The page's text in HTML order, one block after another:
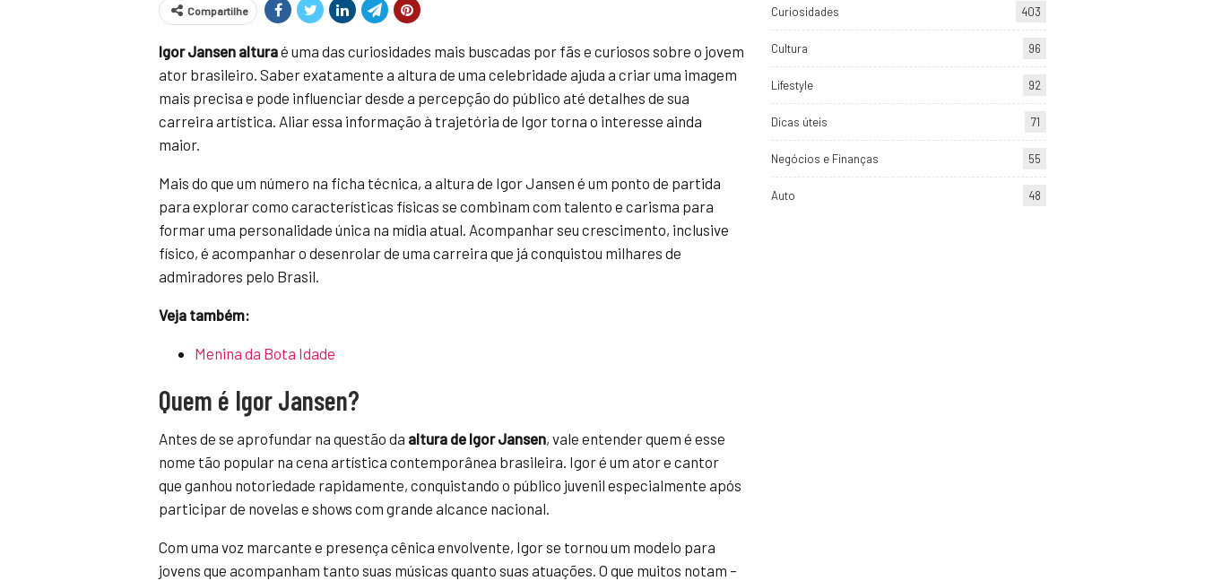
Compartilhe
Igor Jansen alturaé uma das curiosidades mais buscadas por fãs e curiosos sobre o jovem
ator brasileiro. Saber exatamente a altura de uma celebridade ajuda a criar uma imagem
mais precisa e pode influenciar desde a percepção do público até detalhes de sua
carreira artística. Aliar essa informação à trajetória de Igor torna o interesse ainda
maior.
Mais do que um número na ficha técnica, a altura de Igor Jansen é um ponto de partida
para explorar como características físicas se combinam com talento e carisma para
formar uma personalidade única na mídia atual. Acompanhar seu crescimento, inclusive
físico, é acompanhar o desenrolar de uma carreira que já conquistou milhares de
admiradores pelo Brasil.
Veja também:
Menina da Bota Idade
Quem é Igor Jansen?
Antes de se aprofundar na questão da altura de Igor Jansen, vale entender quem é esse
nome tão popular na cena artística contemporânea brasileira. Igor é um ator e cantor
que ganhou notoriedade rapidamente, conquistando o público juvenil especialmente após
participar de novelas e shows com grande alcance nacional.
Com uma voz marcante e presença cênica envolvente, Igor se tornou um modelo para
jovens que acompanham tanto suas músicas quanto suas atuações. O que muitos notam –
Curiosidades 403
Cultura 96
Lifestyle 92
Dicas úteis 71
Negócios e Finanças 55
Auto 48